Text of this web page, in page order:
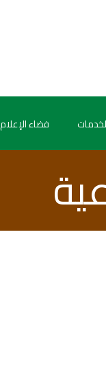
فضاء الإعلام